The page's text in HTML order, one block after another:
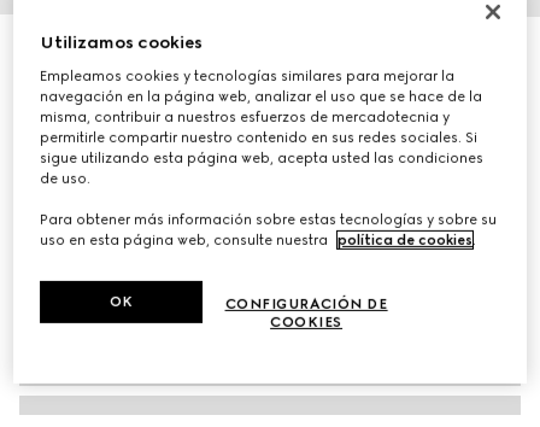
Traje de lana
€ 2.900
Variacionesnegro
Utilizamos cookies
Empleamos cookies y tecnologías similares para mejorar la
navegación en la página web, analizar el uso que se hace de la
misma, contribuir a nuestros esfuerzos de mercadotecnia y
permitirle compartir nuestro contenido en sus redes sociales. Si
sigue utilizando esta página web, acepta usted las condiciones
de uso.
Para obtener más información sobre estas tecnologías y sobre su
uso en esta página web, consulte nuestra
política de cookies.
CONFIGURACIÓN DE
COOKIES
OK